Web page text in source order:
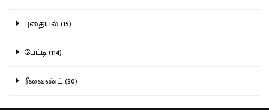
புதையல் (15)
பேட்டி (114)
ரீவைண்ட் (30)